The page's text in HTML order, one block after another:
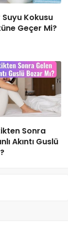
Suyu Kokusu
Geçer Mi?
Sonra
Akıntı Guslü